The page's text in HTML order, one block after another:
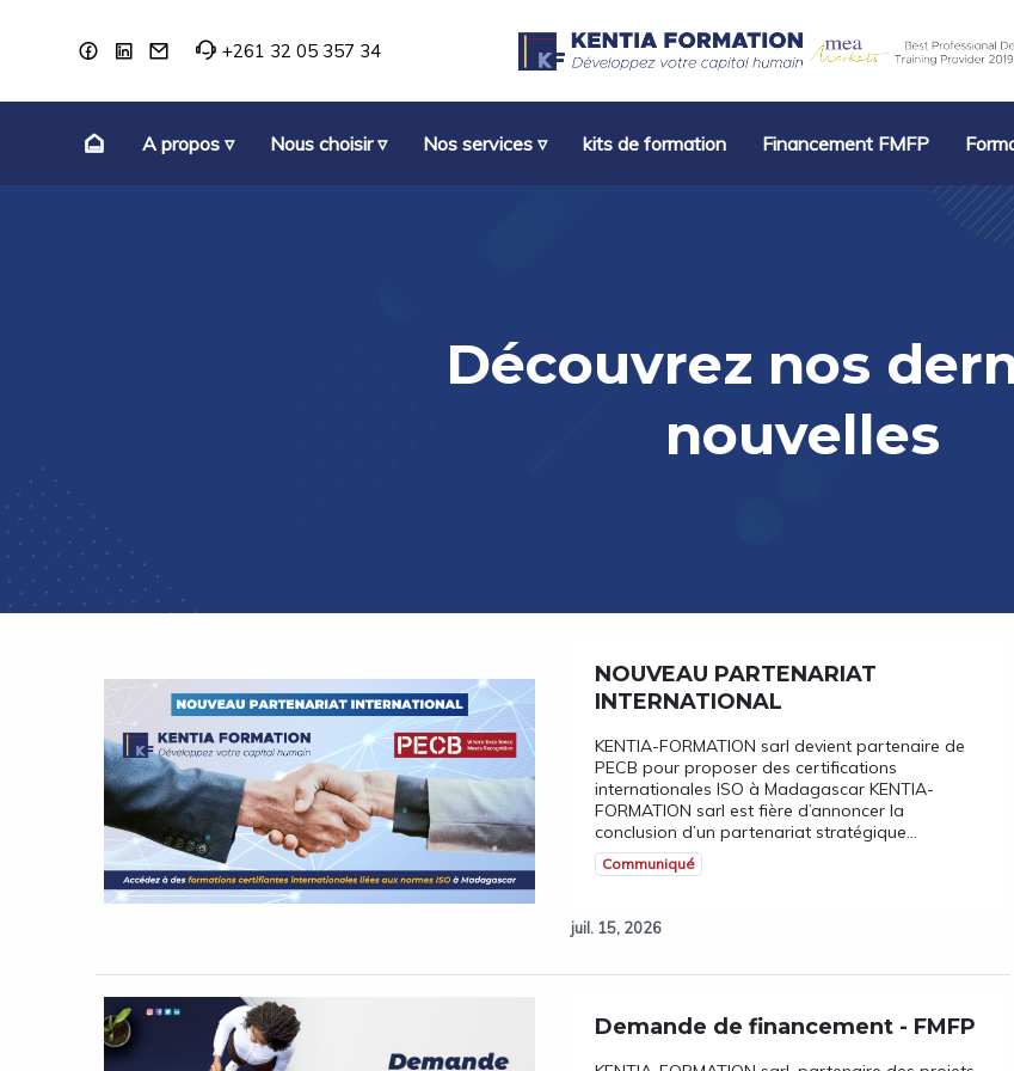
+261 32 05 357 34
A propos ▿ Nous choisir ▿ Nos services ▿ kits de formation Financement FMFP
Découvrez nos
nouvelles
NOUVEAU PARTENARIAT
INTERNATIONAL
KENTIA-FORMATION sarl devient partenaire de
PECB pour proposer des certifications
internationales ISO à Madagascar KENTIA-
FORMATION sarl est fière d’annoncer la
conclusion d’un partenariat stratégique...
Communiqué
juil. 15, 2026
Demande de financement - FMFP